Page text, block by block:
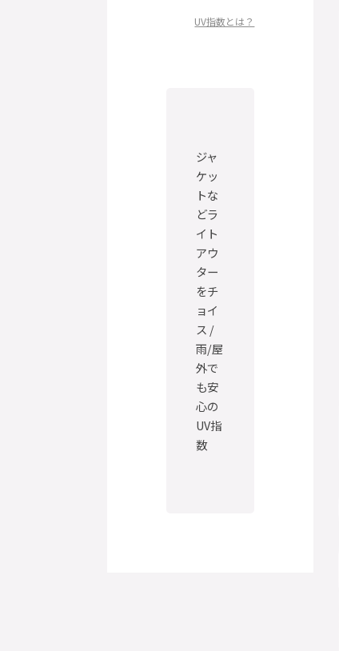
UV指数とは？
ジャ
ケッ
トな
どラ
イト
アウ
ター
をチ
ョイ
ス /
雨/屋
外で
も安
心の
UV指
数